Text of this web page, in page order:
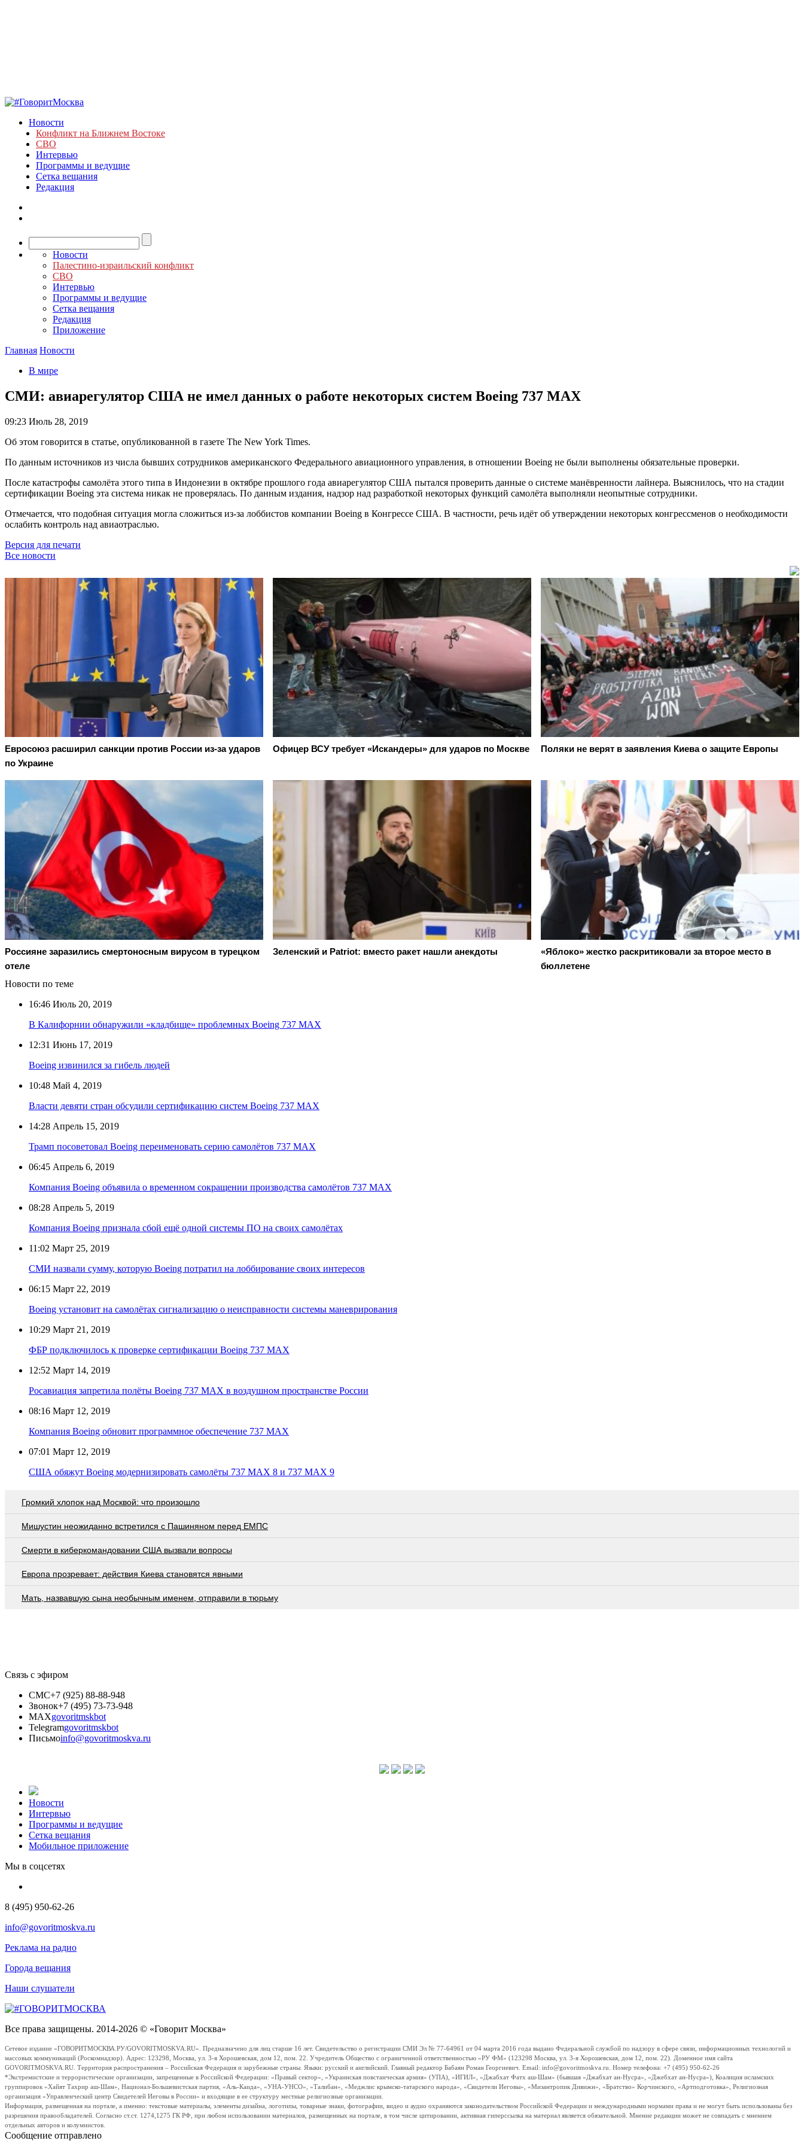
Новости
Конфликт на Ближнем Востоке
СВО
Интервью
Программы и ведущие
Сетка вещания
Редакция
Новости
Палестино-израильский конфликт
СВО
Интервью
Программы и ведущие
Сетка вещания
Редакция
Приложение
Главная Новости
В мире
CМИ: авиарегулятор США не имел данных о работе некоторых систем Boeing 737 МАХ
09:23 Июль 28, 2019
Об этом говорится в статье, опубликованной в газете The New York Times.
По данным источников из числа бывших сотрудников американского Федерального авиационного управления, в отношении Boeing не были выполнены обязательные проверки.
После катастрофы самолёта этого типа в Индонезии в октябре прошлого года авиарегулятор США пытался проверить данные о системе манёвренности лайнера. Выяснилось, что на стадии
сертификации Boeing эта система никак не проверялась. По данным издания, надзор над разработкой некоторых функций самолёта выполняли неопытные сотрудники.
Отмечается, что подобная ситуация могла сложиться из-за лоббистов компании Boeing в Конгрессе США. В частности, речь идёт об утверждении некоторых конгрессменов о необходимости
ослабить контроль над авиаотраслью.
Версия для печати
Все новости
Евросоюз расширил санкции против России из-за ударов
по Украине
Офицер ВСУ требует «Искандеры» для ударов по Москве Поляки не верят в заявления Киева о защите Европы
Россияне заразились смертоносным вирусом в турецком
отеле
Зеленский и Patriot: вместо ракет нашли анекдоты
«Яблоко» жестко раскритиковали за второе место в
бюллетене
Новости по теме
16:46 Июль 20, 2019
В Калифорнии обнаружили «кладбище» проблемных Boeing 737 МАХ
12:31 Июнь 17, 2019
Boeing извинился за гибель людей
10:48 Май 4, 2019
Власти девяти стран обсудили сертификацию систем Boeing 737 MAX
14:28 Апрель 15, 2019
Трамп посоветовал Boeing переименовать серию самолётов 737 МАХ
06:45 Апрель 6, 2019
Компания Boeing объявила о временном сокращении производства самолётов 737 МАХ
08:28 Апрель 5, 2019
Компания Boeing признала сбой ещё одной системы ПО на своих самолётах
11:02 Март 25, 2019
СМИ назвали сумму, которую Boeing потратил на лоббирование своих интересов
06:15 Март 22, 2019
Boeing установит на самолётах сигнализацию о неисправности системы маневрирования
10:29 Март 21, 2019
ФБР подключилось к проверке сертификации Boeing 737 MAX
12:52 Март 14, 2019
Росавиация запретила полёты Boeing 737 МАХ в воздушном пространстве России
08:16 Март 12, 2019
Компания Boeing обновит программное обеспечение 737 MAX
07:01 Март 12, 2019
США обяжут Boeing модернизировать самолёты 737 MAX 8 и 737 MAX 9
Громкий хлопок над Москвой: что произошло
Мишустин неожиданно встретился с Пашиняном перед ЕМПС
Смерти в киберкомандовании США вызвали вопросы
Европа прозревает: действия Киева становятся явными
Мать, назвавшую сына необычным именем, отправили в тюрьму
Связь с эфиром
СМС+7 (925) 88-88-948
Звонок+7 (495) 73-73-948
MAXgovoritmskbot
Telegramgovoritmskbot
Письмоinfo@govoritmoskva.ru
Новости
Интервью
Программы и ведущие
Сетка вещания
Мобильное приложение
Мы в соцсетях
8 (495) 950-62-26
info@govoritmoskva.ru
Реклама на радио
Города вещания
Наши слушатели
Все права защищены. 2014-2026 © «Говорит Москва»
Сетевое издание «ГОВОРИТМОСКВА.РУ/GOVORITMOSKVA.RU». Предназначено для лиц старше 16 лет. Свидетельство о регистрации СМИ Эл № 77-64961 от 04 марта 2016 года выдано Федеральной службой по надзору в сфере связи, информационных технологий и
массовых коммуникаций (Роскомнадзор). Адрес: 123298, Москва, ул. 3-я Хорошевская, дом 12, пом. 22. Учредитель Общество с ограниченной ответственностью «РУ ФМ» (123298 Москва, ул. 3-я Хорошевская, дом 12, пом. 22). Доменное имя сайта
GOVORITMOSKVA.RU. Территория распространения – Российская Федерация и зарубежные страны. Языки: русский и английский. Главный редактор Бабаян Роман Георгиевич. Email: info@govoritmoskva.ru. Номер телефона: +7 (495) 950-62-26
*Экстремистские и террористические организации, запрещенные в Российской Федерации: «Правый сектор», «Украинская повстанческая армия» (УПА), «ИГИЛ», «Джабхат Фатх аш-Шам» (бывшая «Джабхат ан-Нусра», «Джебхат ан-Нусра»), Коалиция исламских
группировок «Хайят Тахрир аш-Шам», Национал-Большевистская партия, «Аль-Каида», «УНА-УНСО», «Талибан», «Меджлис крымско-татарского народа», «Свидетели Иеговы», «Мизантропик Дивижн», «Братство» Корчинского, «Артподготовка», Религиозная
организация «Управленческий центр Свидетелей Иеговы в России» и входящие в ее структуру местные религиозные организации.
Информация, размещенная на портале, а именно: текстовые материалы, элементы дизайна, логотипы, товарные знаки, фотографии, видео и аудио охраняются законодательством Российской Федерации и международными нормами права и не могут быть использованы без
разрешения правообладателей. Согласно ст.ст. 1274,1275 ГК РФ, при любом использовании материалов, размещенных на портале, в том числе цитировании, активная гиперссылка на материал является обязательной. Мнение редакции может не совпадать с мнением
отдельных авторов и колумнистов.
Сообщение отправлено